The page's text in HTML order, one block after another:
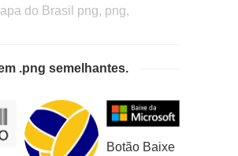
do Brasil png, png,
.png semelhantes.
Botão Baixe